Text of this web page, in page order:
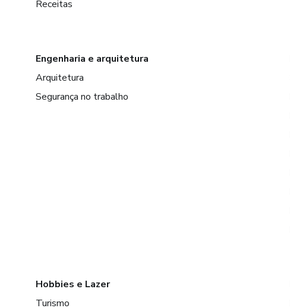
Receitas
Engenharia e arquitetura
Arquitetura
Segurança no trabalho
Hobbies e Lazer
Turismo